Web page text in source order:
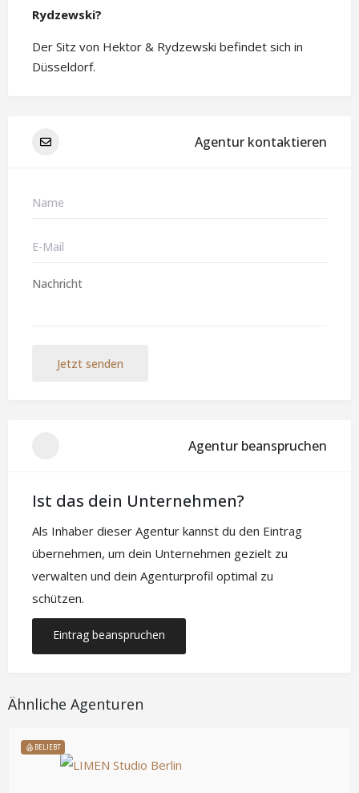
Rydzewski?
Der Sitz von Hektor & Rydzewski befindet sich in
Düsseldorf.
Agentur kontaktieren
Jetzt senden
Agentur beanspruchen
Ist das dein Unternehmen?
Als Inhaber dieser Agentur kannst du den Eintrag
übernehmen, um dein Unternehmen gezielt zu
verwalten und dein Agenturprofil optimal zu
schützen.
Eintrag beanspruchen
Ähnliche Agenturen
BELIEBT